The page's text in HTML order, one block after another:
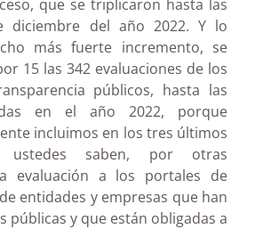
que se triplicaron hasta las
diciembre del año 2022. Y lo
más fuerte incremento, se
15 las 342 evaluaciones de los
públicos, hasta las
en el año 2022, porque
incluimos en los tres últimos
ustedes saben, por otras
evaluación a los portales de
entidades y empresas que han
públicas y que están obligadas a